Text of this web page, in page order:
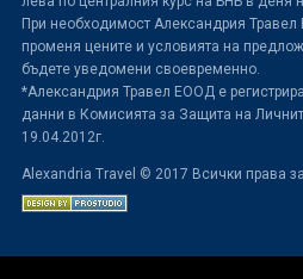
При необходимост Александрия
променя цените и условията на
бъдете уведомени своевременно.
*Александрия Травел ЕООД е
данни в Комисията за Защита на
19.04.2012г.
Alexandria Travel © 2017 Всички права